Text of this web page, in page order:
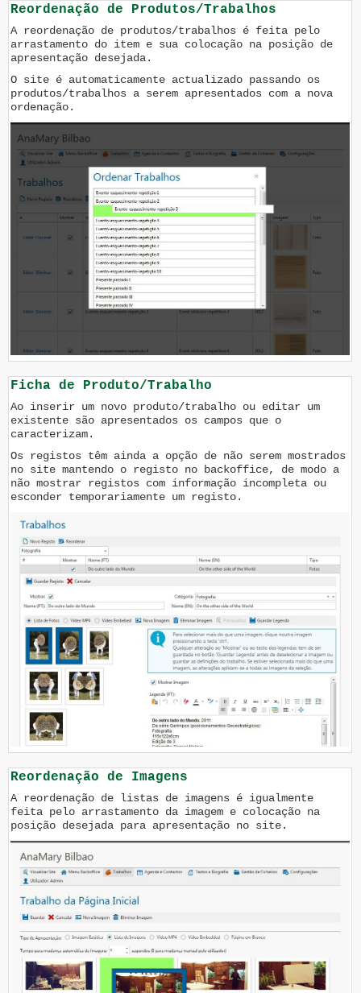
Reordenação de Produtos/Trabalhos
A reordenação de produtos/trabalhos é feita pelo
arrastamento do item e sua colocação na posição de
apresentação desejada.
O site é automaticamente actualizado passando os
produtos/trabalhos a serem apresentados com a nova
ordenação.
Ficha de Produto/Trabalho
Ao inserir um novo produto/trabalho ou editar um
existente são apresentados os campos que o
caracterizam.
Os registos têm ainda a opção de não serem mostrados
no site mantendo o registo no backoffice, de modo a
não mostrar registos com informação incompleta ou
esconder temporariamente um registo.
Reordenação de Imagens
A reordenação de listas de imagens é igualmente
feita pelo arrastamento da imagem e colocação na
posição desejada para apresentação no site.